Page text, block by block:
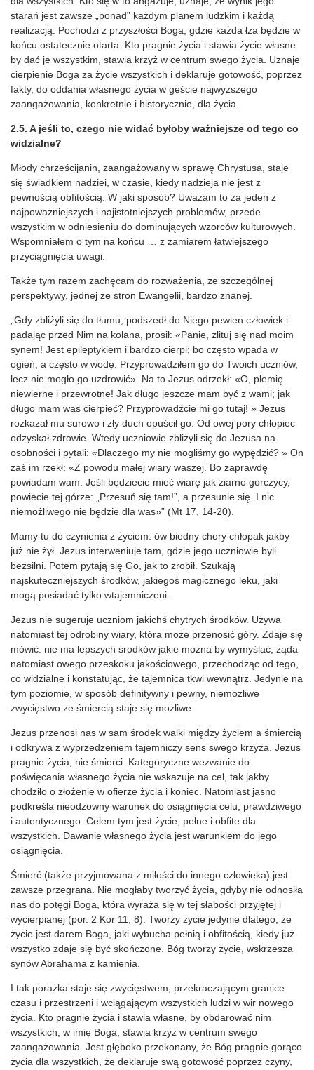
starań jest zawsze „ponad” każdym planem ludzkim i każdą
realizacją. Pochodzi z przyszłości Boga, gdzie każda łza będzie w
końcu ostatecznie otarta. Kto pragnie życia i stawia życie własne
by dać je wszystkim, stawia krzyż w centrum swego życia. Uznaje
cierpienie Boga za życie wszystkich i deklaruje gotowość, poprzez
fakty, do oddania własnego życia w geście najwyższego
zaangażowania, konkretnie i historycznie, dla życia.
2.5. A jeśli to, czego nie widać byłoby ważniejsze od tego co
widzialne?
Młody chrześcijanin, zaangażowany w sprawę Chrystusa, staje
się świadkiem nadziei, w czasie, kiedy nadzieja nie jest z
pewnością obfitością. W jaki sposób? Uważam to za jeden z
najpoważniejszych i najistotniejszych problemów, przede
wszystkim w odniesieniu do dominujących wzorców kulturowych.
Wspomniałem o tym na końcu … z zamiarem łatwiejszego
przyciągnięcia uwagi.
Także tym razem zachęcam do rozważenia, ze szczególnej
perspektywy, jednej ze stron Ewangelii, bardzo znanej.
„Gdy zbliżyli się do tłumu, podszedł do Niego pewien człowiek i
padając przed Nim na kolana, prosił: «Panie, zlituj się nad moim
synem! Jest epileptykiem i bardzo cierpi; bo często wpada w
ogień, a często w wodę. Przyprowadziłem go do Twoich uczniów,
lecz nie mogło go uzdrowić». Na to Jezus odrzekł: «O, plemię
niewierne i przewrotne! Jak długo jeszcze mam być z wami; jak
długo mam was cierpieć? Przyprowadźcie mi go tutaj! » Jezus
rozkazał mu surowo i zły duch opuścił go. Od owej pory chłopiec
odzyskał zdrowie. Wtedy uczniowie zbliżyli się do Jezusa na
osobności i pytali: «Dlaczego my nie mogliśmy go wypędzić? » On
zaś im rzekł: «Z powodu małej wiary waszej. Bo zaprawdę
powiadam wam: Jeśli będziecie mieć wiarę jak ziarno gorczycy,
powiecie tej górze: „Przesuń się tam!”, a przesunie się. I nic
niemożliwego nie będzie dla was»” (Mt 17, 14-20).
Mamy tu do czynienia z życiem: ów biedny chory chłopak jakby
już nie żył. Jezus interweniuje tam, gdzie jego uczniowie byli
bezsilni. Potem pytają się Go, jak to zrobił. Szukają
najskuteczniejszych środków, jakiegoś magicznego leku, jaki
mogą posiadać tylko wtajemniczeni.
Jezus nie sugeruje uczniom jakichś chytrych środków. Używa
natomiast tej odrobiny wiary, która może przenosić góry. Zdaje się
mówić: nie ma lepszych środków jakie można by wymyślać; żąda
natomiast owego przeskoku jakościowego, przechodząc od tego,
co widzialne i konstatując, że tajemnica tkwi wewnątrz. Jedynie na
tym poziomie, w sposób definitywny i pewny, niemożliwe
zwycięstwo ze śmiercią staje się możliwe.
Jezus przenosi nas w sam środek walki między życiem a śmiercią
i odkrywa z wyprzedzeniem tajemniczy sens swego krzyża. Jezus
pragnie życia, nie śmierci. Kategoryczne wezwanie do
poświęcania własnego życia nie wskazuje na cel, tak jakby
chodziło o złożenie w ofierze życia i koniec. Natomiast jasno
podkreśla nieodzowny warunek do osiągnięcia celu, prawdziwego
i autentycznego. Celem tym jest życie, pełne i obfite dla
wszystkich. Dawanie własnego życia jest warunkiem do jego
osiągnięcia.
Śmierć (także przyjmowana z miłości do innego człowieka) jest
zawsze przegrana. Nie mogłaby tworzyć życia, gdyby nie odnosiła
nas do potęgi Boga, która wyraża się w tej słabości przyjętej i
wycierpianej (por. 2 Kor 11, 8). Tworzy życie jedynie dlatego, że
życie jest darem Boga, jaki wybucha pełnią i obfitością, kiedy już
wszystko zdaje się być skończone. Bóg tworzy życie, wskrzesza
synów Abrahama z kamienia.
I tak porażka staje się zwycięstwem, przekraczającym granice
czasu i przestrzeni i wciągającym wszystkich ludzi w wir nowego
życia. Kto pragnie życia i stawia własne, by obdarować nim
wszystkich, w imię Boga, stawia krzyż w centrum swego
zaangażowania. Jest głęboko przekonany, że Bóg pragnie gorąco
życia dla wszystkich, że deklaruje swą gotowość poprzez czyny,